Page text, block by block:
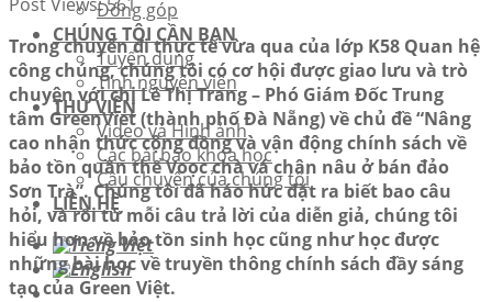
Đóng góp
CHÚNG TÔI CẦN BẠN
Tuyển dụng
Tình nguyện viên
THƯ VIỆN
Video và Hình ảnh
Các bài báo khoa học
Câu chuyện của chúng tôi
LIÊN HỆ
Trong chuyến đi thực tế vừa qua của lớp K58 Quan hệ
công chúng, chúng tôi có cơ hội được giao lưu và trò
chuyện với chị Lê Thị Trang – Phó Giám Đốc Trung
tâm GreenViet (thành phố Đà Nẵng) về chủ đề “Nâng
cao nhận thức cộng đồng và vận động chính sách về
bảo tồn quần thể Voọc chà vá chân nâu ở bán đảo
Sơn Trà”. Chúng tôi đã háo hức đặt ra biết bao câu
hỏi, và rồi từ mỗi câu trả lời của diễn giả, chúng tôi
hiểu hơn về bảo tồn sinh học cũng như học được
những bài học về truyền thông chính sách đầy sáng
tạo của Green Việt.